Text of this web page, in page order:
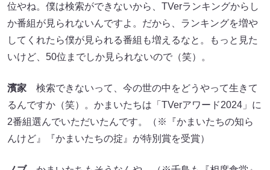
位やね。僕は検索ができないから、TVerランキングからし
か番組が見られないんですよ。だから、ランキングを増や
してくれたら僕が見られる番組も増えるなと。もっと見た
いけど、50位までしか見られないので（笑）。
濱家 検索できないって、今の世の中をどうやって生きて
るんですか（笑）。かまいたちは「TVerアワード2024」に
2番組選んでいただいたんです。（※『かまいたちの知ら
んけど』『かまいたちの掟』が特別賞を受賞）